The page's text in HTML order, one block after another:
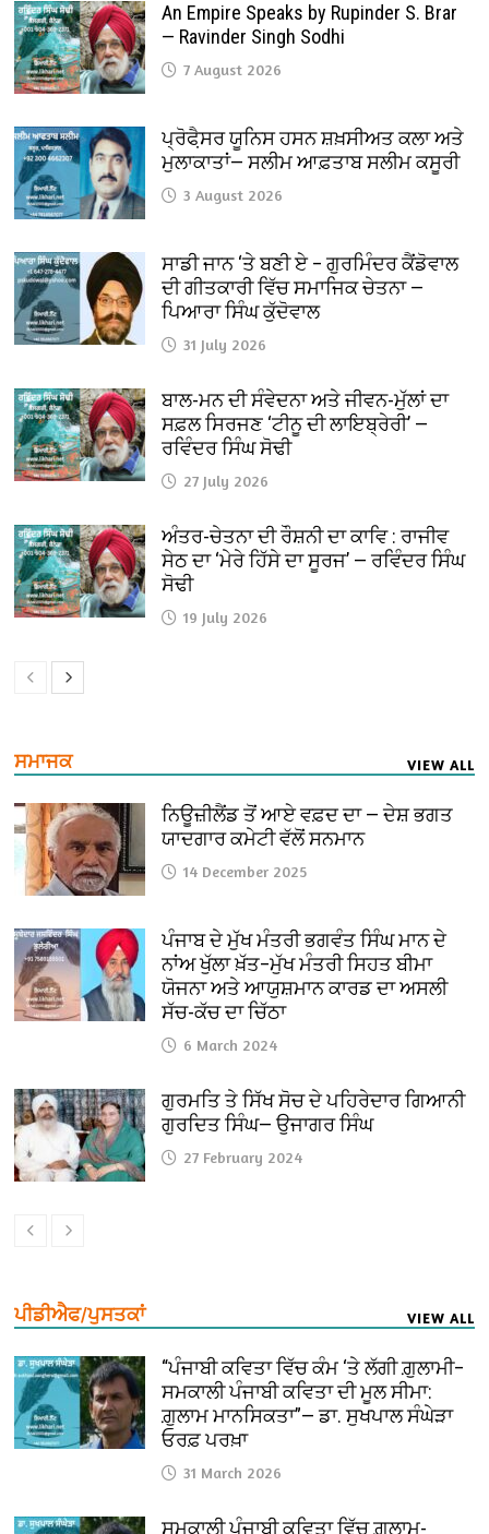
An Empire Speaks by Rupinder S. Brar
— Ravinder Singh Sodhi
7 August 2026
ਪ੍ਰੋਫੈ਼ਸਰ ਯੂਨਿਸ ਹਸਨ ਸ਼ਖ਼ਸੀਅਤ ਕਲਾ ਅਤੇ
ਮੁਲਾਕਾਤਾਂ— ਸਲੀਮ ਆਫ਼ਤਾਬ ਸਲੀਮ ਕਸੂਰੀ
3 August 2026
ਸਾਡੀ ਜਾਨ ‘ਤੇ ਬਣੀ ਏ – ਗੁਰਮਿੰਦਰ ਕੈਂਡੋਵਾਲ
ਦੀ ਗੀਤਕਾਰੀ ਵਿੱਚ ਸਮਾਜਿਕ ਚੇਤਨਾ —
ਪਿਆਰਾ ਸਿੰਘ ਕੁੱਦੋਵਾਲ
31 July 2026
ਬਾਲ-ਮਨ ਦੀ ਸੰਵੇਦਨਾ ਅਤੇ ਜੀਵਨ-ਮੁੱਲਾਂ ਦਾ
ਸਫ਼ਲ ਸਿਰਜਣ ‘ਟੀਨੂ ਦੀ ਲਾਇਬ੍ਰੇਰੀ’ —
ਰਵਿੰਦਰ ਸਿੰਘ ਸੋਢੀ
27 July 2026
ਅੰਤਰ-ਚੇਤਨਾ ਦੀ ਰੌਸ਼ਨੀ ਦਾ ਕਾਵਿ : ਰਾਜੀਵ
ਸੇਠ ਦਾ ‘ਮੇਰੇ ਹਿੱਸੇ ਦਾ ਸੂਰਜ’ — ਰਵਿੰਦਰ ਸਿੰਘ
ਸੋਢੀ
19 July 2026
ਸਮਾਜਕ VIEW ALL
ਨਿਊਜ਼ੀਲੈਂਡ ਤੋਂ ਆਏ ਵਫ਼ਦ ਦਾ — ਦੇਸ਼ ਭਗਤ
ਯਾਦਗਾਰ ਕਮੇਟੀ ਵੱਲੋਂ ਸਨਮਾਨ
14 December 2025
ਪੰਜਾਬ ਦੇ ਮੁੱਖ ਮੰਤਰੀ ਭਗਵੰਤ ਸਿੰਘ ਮਾਨ ਦੇ
ਨਾਂਅ ਖੁੱਲਾ ਖ਼ੱਤ–ਮੁੱਖ ਮੰਤਰੀ ਸਿਹਤ ਬੀਮਾ
ਯੋਜਨਾ ਅਤੇ ਆਯੁਸ਼ਮਾਨ ਕਾਰਡ ਦਾ ਅਸਲੀ
ਸੱਚ-ਕੱਚ ਦਾ ਚਿੱਠਾ
6 March 2024
ਗੁਰਮਤਿ ਤੇ ਸਿੱਖ ਸੋਚ ਦੇ ਪਹਿਰੇਦਾਰ ਗਿਆਨੀ
ਗੁਰਦਿਤ ਸਿੰਘ— ਉਜਾਗਰ ਸਿੰਘ
27 February 2024
ਪੀਡੀਐਫ/ਪੁਸਤਕਾਂ VIEW ALL
“ਪੰਜਾਬੀ ਕਵਿਤਾ ਵਿੱਚ ਕੰਮ ‘ਤੇ ਲੱਗੀ ਗ਼ੁਲਾਮੀ–
ਸਮਕਾਲੀ ਪੰਜਾਬੀ ਕਵਿਤਾ ਦੀ ਮੂਲ ਸੀਮਾ:
ਗ਼ੁਲਾਮ ਮਾਨਸਿਕਤਾ”— ਡਾ. ਸੁਖਪਾਲ ਸੰਘੇੜਾ
ਓਰਫ਼ ਪਰਖ਼ਾ
31 March 2026
ਸਮਕਾਲੀ ਪੰਜਾਬੀ ਕਵਿਤਾ ਵਿੱਚ ਗ਼ੁਲਾਮ-